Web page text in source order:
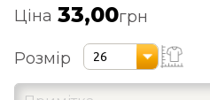
Ціна 33,00грн
Розмір 26